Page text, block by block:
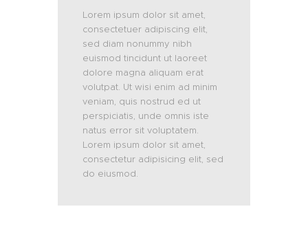
Lorem ipsum dolor sit amet,
consectetuer adipiscing elit,
sed diam nonummy nibh
euismod tincidunt ut laoreet
dolore magna aliquam erat
volutpat. Ut wisi enim ad minim
veniam, quis nostrud ed ut
perspiciatis, unde omnis iste
natus error sit voluptatem.
Lorem ipsum dolor sit amet,
consectetur adipisicing elit, sed
do eiusmod.